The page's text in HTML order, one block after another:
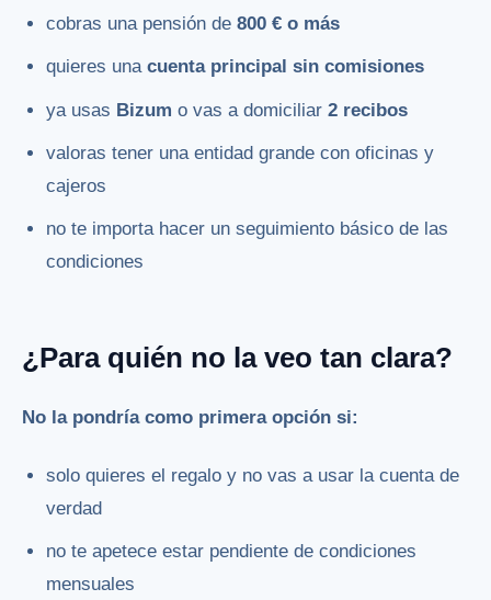
cobras una pensión de800 € o más
quieres unacuenta principal sin comisiones
ya usas Bizum o vas a domiciliar2 recibos
valoras tener una entidad grande con oficinas y
cajeros
no te importa hacer un seguimiento básico de las
condiciones
¿Para quién no la veo tan clara?
No la pondría como primera opción si:
solo quieres el regalo y no vas a usar la cuenta de
verdad
no te apetece estar pendiente de condiciones
mensuales